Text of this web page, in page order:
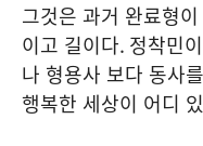
그것은 과거 완료형
이고 길이다. 정착민
나 형용사 보다 동사
행복한 세상이 어디